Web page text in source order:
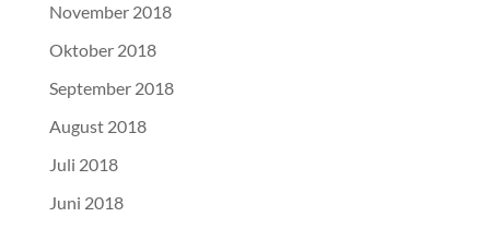
November 2018
Oktober 2018
September 2018
August 2018
Juli 2018
Juni 2018